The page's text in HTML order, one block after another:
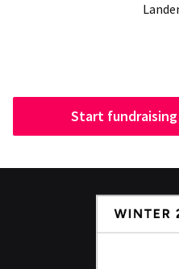
Start